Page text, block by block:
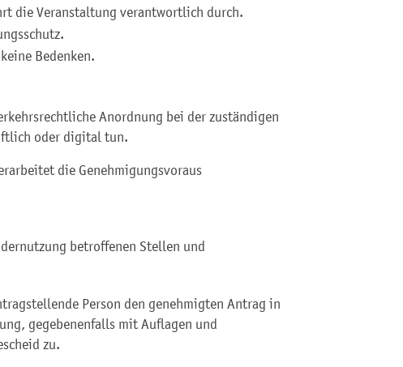
die Veranstaltung verantwortlich durch.
Bedenken.
Anordnung bei der zuständigen
oder digital tun.
die Genehmigungsvoraus
betroffenen Stellen und
Person den genehmigten Antrag in
gegebenenfalls mit Auflagen und
zu.